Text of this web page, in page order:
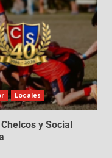
Locales
y Social